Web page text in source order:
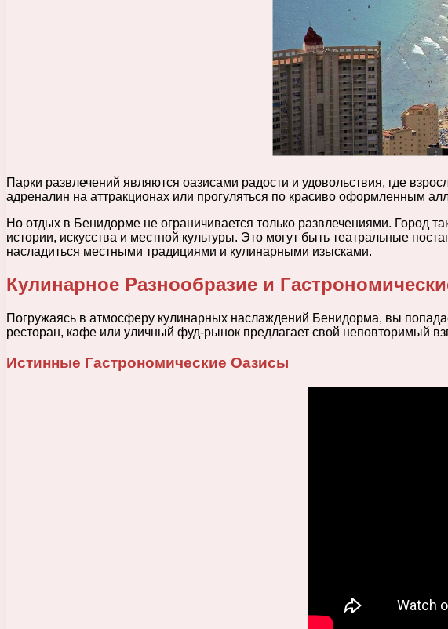
Парки развлечений являются оазисами радости и удовольствия, где
адреналин на аттракционах или прогуляться по красиво оформленным
Но отдых в Бенидорме не ограничивается только развлечениями. Город
истории, искусства и местной культуры. Это могут быть театральные
насладиться местными традициями и кулинарными изысками.
Кулинарное Разнообразие и
Погружаясь в атмосферу кулинарных наслаждений Бенидорма, вы
ресторан, кафе или уличный фуд-рынок предлагает свой неповторимый
Истинные Гастрономические Оазисы